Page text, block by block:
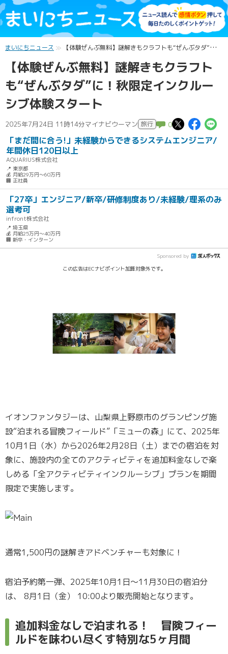
まいにちニュース 【体験ぜんぶ無料】謎解きもクラフトも“ぜんぶタダ”に！秋限定インクルーシブ体験スタート
【体験ぜんぶ無料】謎解きもクラフト
も“ぜんぶタダ”に！秋限定インクルー
シブ体験スタート
2025年7月24日 11時14分マイナビウーマン 旅行 0 この記
こ
「まだ間に合う!」未経験からできるシステムエンジニア/
年間休日120日以上
AQUARIUS株式会社
📍 東京都
💰 月給29万円～60万円
🏢 正社員
「27卒」エンジニア/新卒/研修制度あり/未経験/理系のみ
選考可
infront株式会社
📍 埼玉県
💰 月給25万円～40万円
🏢 新卒・インターン
Sponsored by
この広告はECナビポイント加算対象外です。
イオンファンタジーは、山梨県上野原市のグランピング施
設“泊まれる冒険フィールド”「ミューの森」にて、2025年
10月1日（水）から2026年2月28日（土）までの宿泊を対
象に、施設内の全てのアクティビティを追加料金なしで楽
しめる「全アクティビティインクルーシブ」プランを期間
限定で実施します。
通常1,500円の謎解きアドベンチャーも対象に！
宿泊予約第一弾、2025年10月1日〜11月30日の宿泊分
は、 8月1日（金） 10:00より販売開始となります。
追加料金なしで泊まれる！ 冒険フィー
ルドを味わい尽くす特別な5ヶ月間